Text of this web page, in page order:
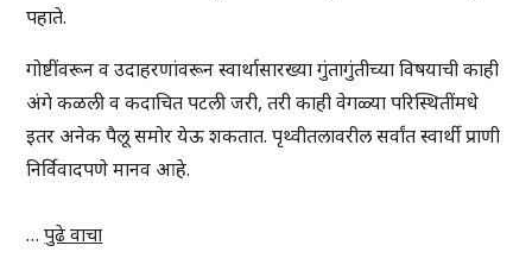
पहाते.
गोष्टींवरून व उदाहरणांवरून स्वार्थासारख्या गुंतागुंतीच्या विषयाची काही
अंगे कळली व कदाचित पटली जरी, तरी काही वेगळ्या परिस्थितींमधे
इतर अनेक पैलू समोर येऊ शकतात. पृथ्वीतलावरील सर्वांत स्वार्थी प्राणी
निर्विवादपणे मानव आहे.
…पुढे वाचा